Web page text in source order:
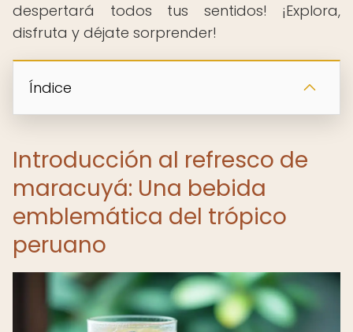
despertará todos tus sentidos! ¡Explora,
disfruta y déjate sorprender!
Índice
Introducción al refresco de
maracuyá: Una bebida
emblemática del trópico
peruano